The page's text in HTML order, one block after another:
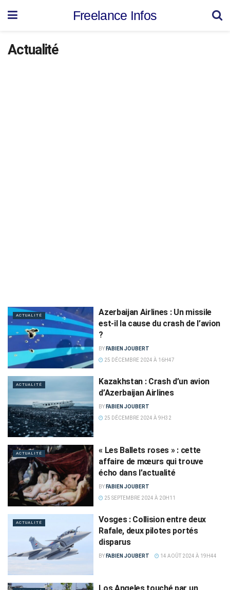
Freelance Infos
Actualité
ACTUALITÉ
Azerbaijan Airlines : Un missile
est-il la cause du crash de l’avion
?
BY FABIEN JOUBERT
25 DÉCEMBRE 2024 À 16H47
ACTUALITÉ
Kazakhstan : Crash d’un avion
d’Azerbaijan Airlines
BY FABIEN JOUBERT
25 DÉCEMBRE 2024 À 9H32
ACTUALITÉ
« Les Ballets roses » : cette
affaire de mœurs qui trouve
écho dans l’actualité
BY FABIEN JOUBERT
25 SEPTEMBRE 2024 À 20H11
ACTUALITÉ
Vosges : Collision entre deux
Rafale, deux pilotes portés
disparus
BY FABIEN JOUBERT 14 AOÛT 2024 À 19H44